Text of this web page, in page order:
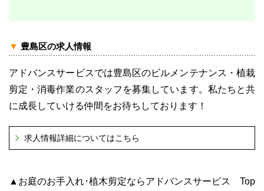
▼ 豊島区の求人情報
アドバンスサービスでは豊島区のビルメンテナンス・植栽
剪定・消毒作業のスタッフを募集しています。私たちと共
に成長していける仲間をお待ちしております！
求人情報詳細についてはこちら
▲お庭のお手入れ･植木剪定ならアドバンスサービス Top